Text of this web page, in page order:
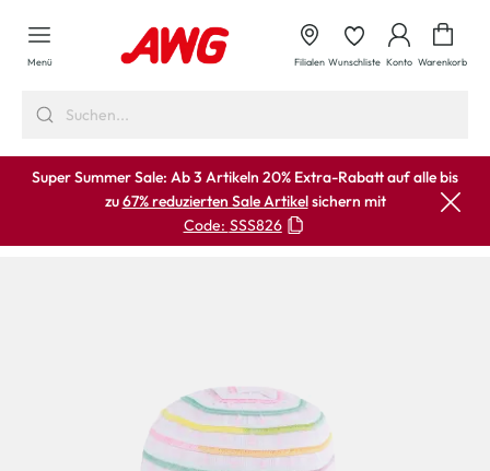
springen
Menü Filialen Wunschliste Konto Warenkorb
Super Summer Sale: Ab 3 Artikeln 20% Extra-Rabatt auf alle bis
zu67% reduzierten Sale Artikelsichern mit
Code: SSS826